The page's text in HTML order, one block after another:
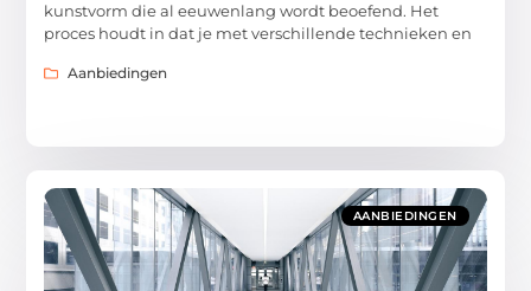
kunstvorm die al eeuwenlang wordt beoefend. Het
proces houdt in dat je met verschillende technieken en
Aanbiedingen
AANBIEDINGEN